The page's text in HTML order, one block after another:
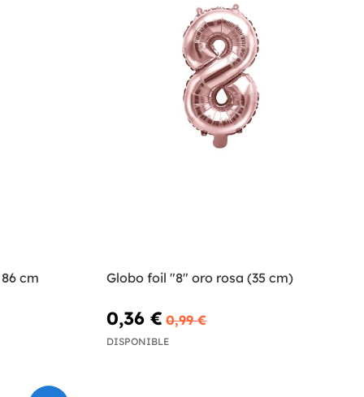
cm Globo foil "8" oro rosa (35 cm)
0,36 € 0,99 €
DISPONIBLE